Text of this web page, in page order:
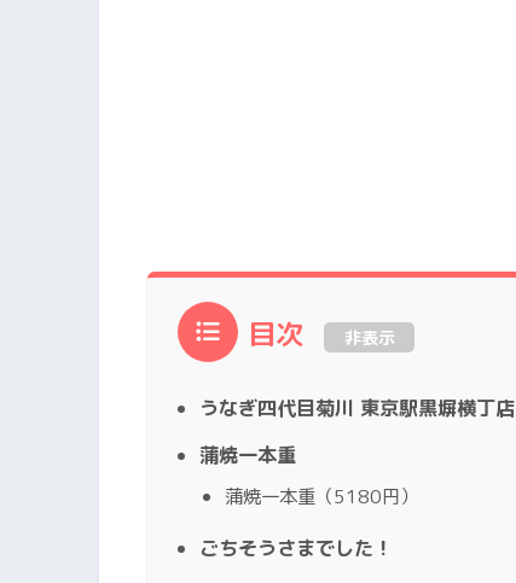
目次 非表示
うなぎ四代目菊川 東京駅黒塀横丁店
蒲焼一本重
蒲焼一本重（5180円）
ごちそうさまでした！